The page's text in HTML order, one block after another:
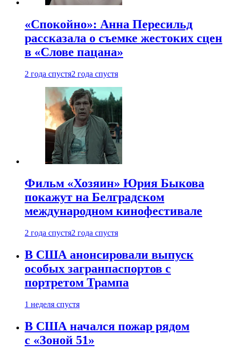
«Спокойно»: Анна Пересильд
рассказала о съемке жестоких сцен
в «Слове пацана»
2 года спустя2 года спустя
Фильм «Хозяин» Юрия Быкова
покажут на Белградском
международном кинофестивале
2 года спустя2 года спустя
В США анонсировали выпуск
особых загранпаспортов с
портретом Трампа
1 неделя спустя
В США начался пожар рядом
с «Зоной 51»